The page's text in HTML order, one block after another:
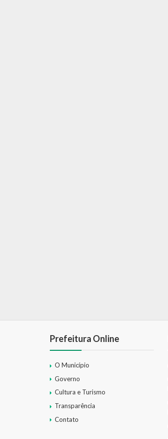
Prefeitura Online
O Município
Governo
Cultura e Turismo
Transparência
Contato